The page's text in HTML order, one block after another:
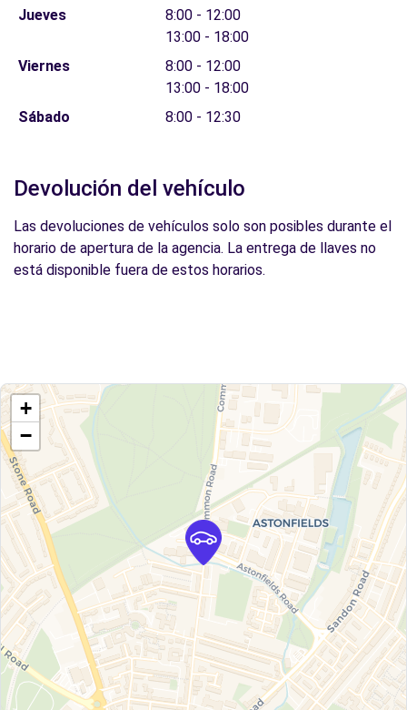
Jueves
8:00 - 12:00
13:00 - 18:00
Viernes
8:00 - 12:00
13:00 - 18:00
Sábado
8:00 - 12:30
Devolución del vehículo
Las devoluciones de vehículos solo son posibles durante el
horario de apertura de la agencia. La entrega de llaves no
está disponible fuera de estos horarios.
+
−